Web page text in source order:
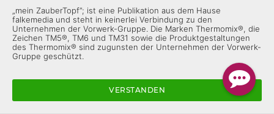
kochen immer noch nicht durch.
1 Antworten
„mein ZauberTopf”; ist eine Publikation aus dem Hause
falkemedia und steht in keinerlei Verbindung zu den
Unternehmen der Vorwerk-Gruppe. Die Marken Thermomix®, die
Zeichen TM5®, TM6 und TM31 sowie die Produktgestaltungen
des Thermomix® sind zugunsten der Unternehmen der Vorwerk-
Gruppe geschützt.
VERSTANDEN